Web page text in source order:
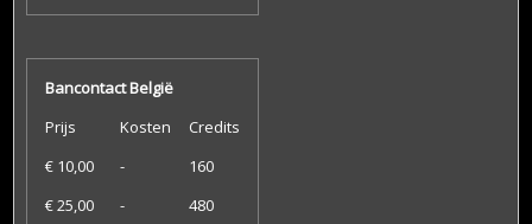
Bancontact België
Prijs
Kosten
Credits
€ 10,00
-
160
€ 25,00
-
480